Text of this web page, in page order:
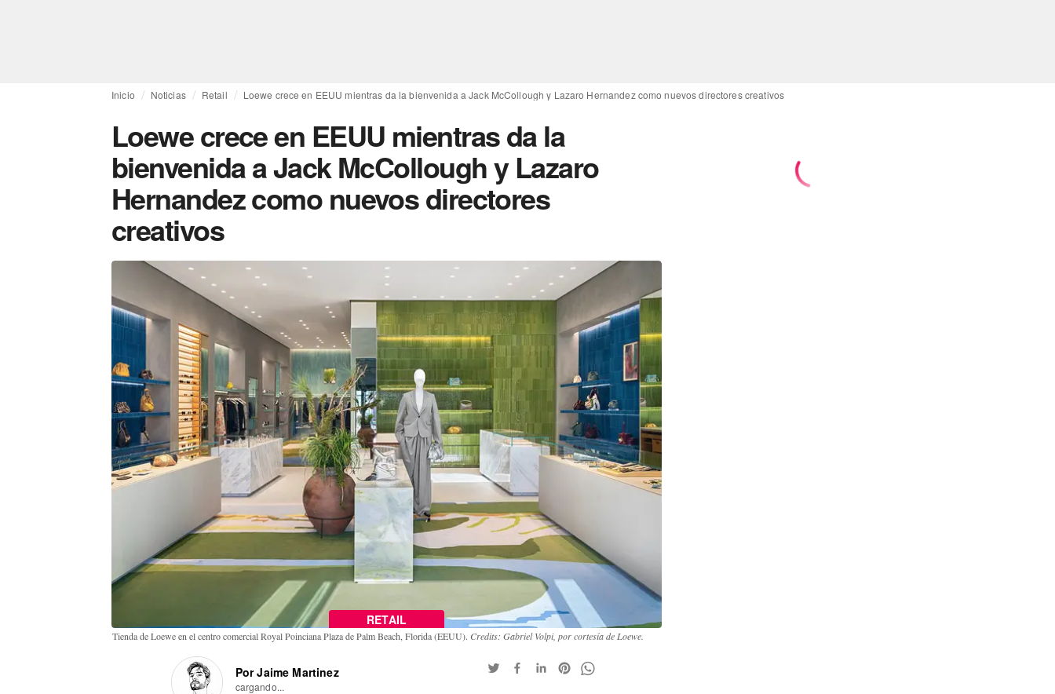
Inicio Noticias Retail Loewe crece en EEUU mientras da la bienvenida a Jack McCollough y Lazaro Hernandez como nuevos directores creativos
Loewe crece en EEUU mientras da la
bienvenida a Jack McCollough y Lazaro
Hernandez como nuevos directores
creativos
RETAIL
Tienda de Loewe en el centro comercial Royal Poinciana Plaza de Palm Beach, Florida (EEUU). Credits: Gabriel Volpi, por cortesía de Loewe.
Por Jaime Martinez
cargando...